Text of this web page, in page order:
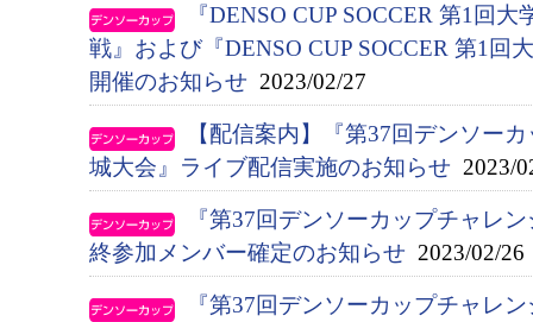
『DENSO CUP SOCCER 第1回
戦』および『DENSO CUP SOCCER 第1回
開催のお知らせ 2023/02/27
【配信案内】『第37回デンソー
城大会』ライブ配信実施のお知らせ 2023/
『第37回デンソーカップチャレ
終参加メンバー確定のお知らせ 2023/02/26
『第37回デンソーカップチャレ